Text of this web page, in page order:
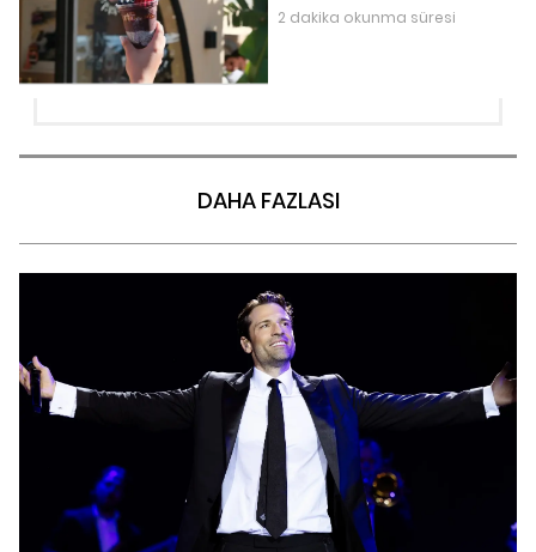
2 dakika okunma süresi
DAHA FAZLASI